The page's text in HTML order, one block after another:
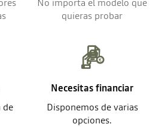
quieras probar
de
Necesitas financiar
Disponemos de varias
opciones.